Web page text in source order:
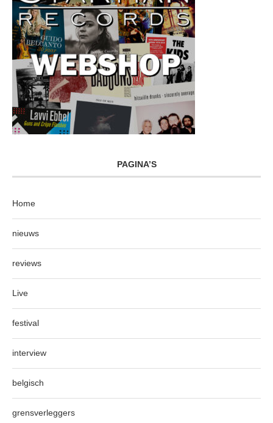
PAGINA’S
Home
nieuws
reviews
Live
festival
interview
belgisch
grensverleggers